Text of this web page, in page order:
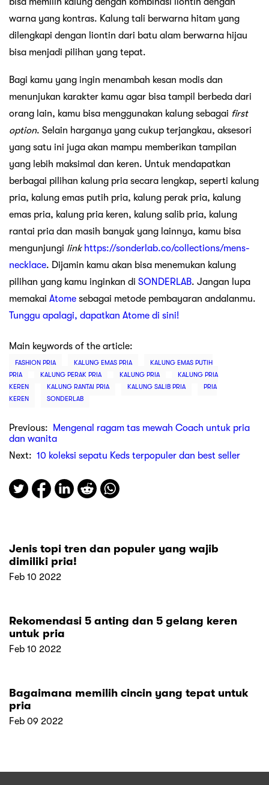
warna yang kontras. Kalung tali berwarna hitam yang
dilengkapi dengan liontin dari batu alam berwarna hijau
bisa menjadi pilihan yang tepat.
Bagi kamu yang ingin menambah kesan modis dan
menunjukan karakter kamu agar bisa tampil berbeda dari
orang lain, kamu bisa menggunakan kalung sebagai first
option. Selain harganya yang cukup terjangkau, aksesori
yang satu ini juga akan mampu memberikan tampilan
yang lebih maksimal dan keren. Untuk mendapatkan
berbagai pilihan kalung pria secara lengkap, seperti kalung
pria, kalung emas putih pria, kalung perak pria, kalung
emas pria, kalung pria keren, kalung salib pria, kalung
rantai pria dan masih banyak yang lainnya, kamu bisa
mengunjungi link https://sonderlab.co/collections/mens-
necklace. Dijamin kamu akan bisa menemukan kalung
pilihan yang kamu inginkan di SONDERLAB. Jangan lupa
memakai Atome sebagai metode pembayaran andalanmu.
Tunggu apalagi, dapatkan Atome di sini!
Main keywords of the article:
FASHION PRIA KALUNG EMAS PRIA
KALUNG EMAS PUTIH
PRIA
KALUNG PERAK PRIA KALUNG PRIA
KALUNG PRIA
KEREN
KALUNG RANTAI PRIA KALUNG SALIB PRIA
PRIA
KEREN
SONDERLAB
Previous:
Mengenal ragam tas mewah Coach untuk pria
dan wanita
Next: 10 koleksi sepatu Keds terpopuler dan best seller
Jenis topi tren dan populer yang wajib
dimiliki pria!
Feb 10 2022
Rekomendasi 5 anting dan 5 gelang keren
untuk pria
Feb 10 2022
Bagaimana memilih cincin yang tepat untuk
pria
Feb 09 2022